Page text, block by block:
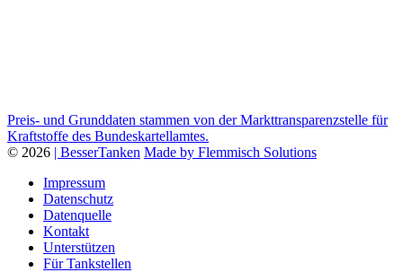
Preis- und Grunddaten stammen von der Markttransparenzstelle für
Kraftstoffe des Bundeskartellamtes.
© 2026 | BesserTanken Made by Flemmisch Solutions
Impressum
Datenschutz
Datenquelle
Kontakt
Unterstützen
Für Tankstellen